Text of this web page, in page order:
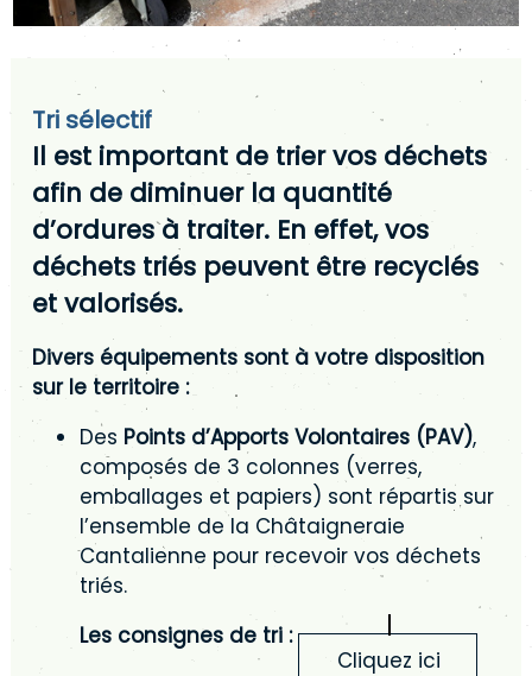
Tri sélectif
Il est important de trier vos déchets
afin de diminuer la quantité
d’ordures à traiter. En effet, vos
déchets triés peuvent être recyclés
et valorisés.
Divers équipements sont à votre disposition
sur le territoire :
Des Points d’Apports Volontaires (PAV),
composés de 3 colonnes (verres,
emballages et papiers) sont répartis sur
l’ensemble de la Châtaigneraie
Cantalienne pour recevoir vos déchets
triés.
Les consignes de tri :
Cliquez ici